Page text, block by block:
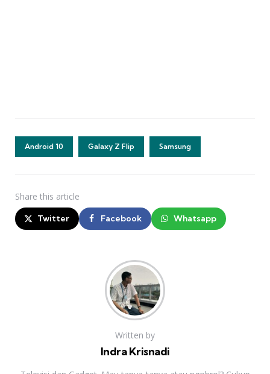
Android 10 Galaxy Z Flip Samsung
Share this article
Twitter Facebook Whatsapp
Written by
Indra Krisnadi